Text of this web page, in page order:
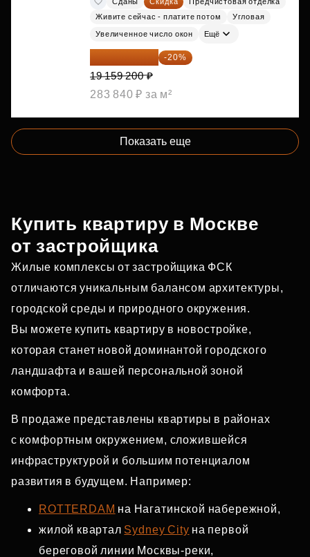
Живите сейчас - платите потом
Угловая
Увеличенное число окон Ещё
15 327 360 ₽ -20%
19 159 200 ₽
283 840 ₽ за м²
Показать еще
Купить квартиру в Москве
от застройщика
Жилые комплексы от застройщика ФСК
отличаются уникальным балансом архитектуры,
городской среды и природного окружения.
Вы можете купить квартиру в новостройке,
которая станет новой доминантой городского
ландшафта и вашей персональной зоной
комфорта.
В продаже представлены квартиры в районах
с комфортным окружением, сложившейся
инфраструктурой и большим потенциалом
развития в будущем. Например:
ROTTERDAM на Нагатинской набережной,
жилой квартал Sydney City на первой
береговой линии Москвы‑реки,